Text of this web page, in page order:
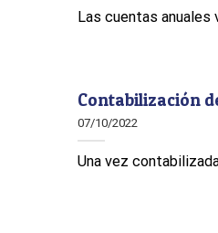
Las cuentas anuales
Contabilización
07/10/2022
Una vez